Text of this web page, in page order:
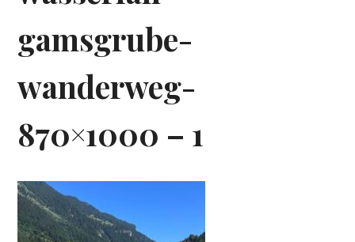
gamsgrube-
wanderweg-
870×1000 – 1